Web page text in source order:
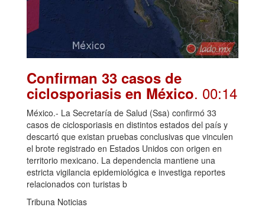
Confirman 33 casos de
ciclosporiasis en México. 00:14
México.- La Secretaría de Salud (Ssa) confirmó 33
casos de ciclosporiasis en distintos estados del país y
descartó que existan pruebas conclusivas que vinculen
el brote registrado en Estados Unidos con origen en
territorio mexicano. La dependencia mantiene una
estricta vigilancia epidemiológica e investiga reportes
relacionados con turistas b
Tribuna Noticias